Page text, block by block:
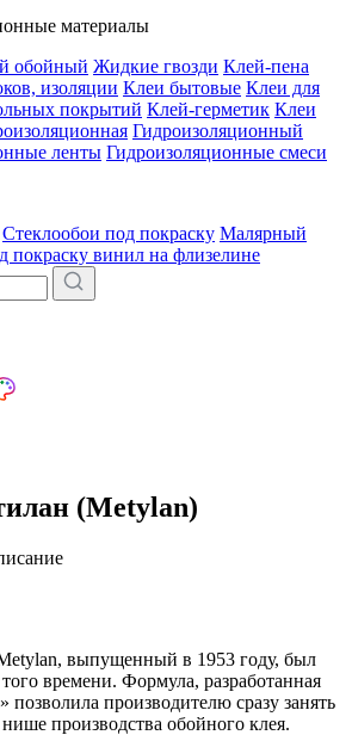
материалы
обойный Жидкие гвозди Клей-пена
изоляции Клеи бытовые Клеи для
покрытий Клей-герметик Клеи
Гидроизоляционный
ленты Гидроизоляционные смеси
Стеклообои под покраску Малярный
покраску винил на флизелине
(Metylan)
выпущенный в 1953 году, был
времени. Формула, разработанная
позволила производителю сразу занять
производства обойного клея.